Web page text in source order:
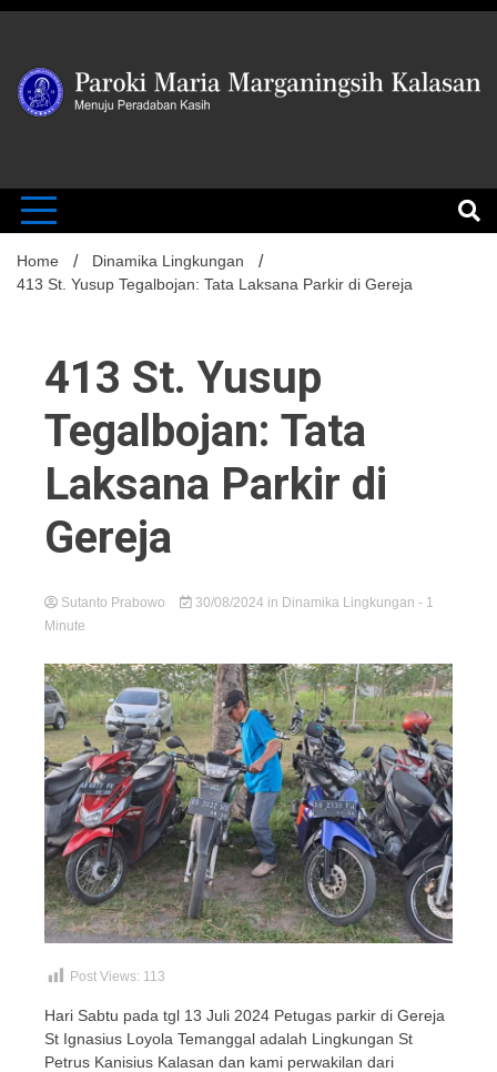
Skip
Paroki
Kalasan
Home
Dinamika Lingkungan
413 St. Yusup Tegalbojan: Tata Laksana Parkir di Gereja
413 St. Yusup
Tegalbojan: Tata
Laksana Parkir di
Gereja
Sutanto Prabowo 30/08/2024 in Dinamika Lingkungan - 1
Minute
Post Views: 113
Hari Sabtu pada tgl 13 Juli 2024 Petugas parkir di Gereja
St Ignasius Loyola Temanggal adalah Lingkungan St
Petrus Kanisius Kalasan dan kami perwakilan dari